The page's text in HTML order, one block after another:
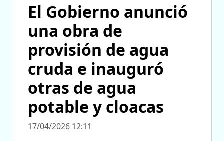
El Gobierno anunció
una obra de
provisión de agua
cruda e inauguró
otras de agua
potable y cloacas
17/04/2026 12:11